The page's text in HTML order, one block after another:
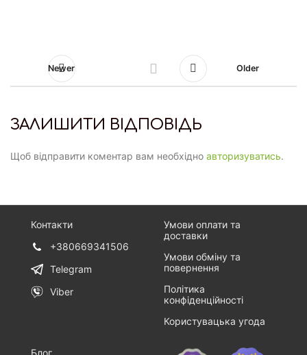
Newer Older
ЗАЛИШИТИ ВІДПОВІДЬ
Щоб відправити коментар вам необхідно авторизуватись.
Контакти
+380669341506
Telegram
Viber
Умови оплати та
доставки
Умови обміну та
повернення
Політика
конфіденційності
Користувацька угода
Блог